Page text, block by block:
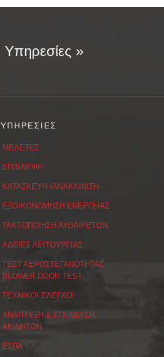
Υπηρεσίες »
ΥΠΗΡΕΣΙΕΣ
ΜΕΛΕΤΕΣ
ΕΠΙΒΛΕΨΗ
ΚΑΤΑΣΚΕΥΗ /ΑΝΑΚΑΙΝΙΣΗ
ΕΞΟΙΚΟΝΟΜΗΣΗ ΕΝΕΡΓΕΙΑΣ
ΤΑΚΤΟΠΟΙΗΣΗ ΑΥΘΑΙΡΕΤΩΝ
ΑΔΕΙΕΣ ΛΕΙΤΟΥΡΓΙΑΣ
ΤΕΣΤ ΑΕΡΟΣΤΕΓΑΝΟΤΗΤΑΣ
BLOWER DOOR TEST
ΤΕΧΝΙΚΟΙ ΕΛΕΓΧΟΙ
ΑΝΑΠΤΥΞΗ & ΕΠΕΝΔΥΣΗ
ΑΚΙΝΗΤΩΝ
ΕΣΠΑ